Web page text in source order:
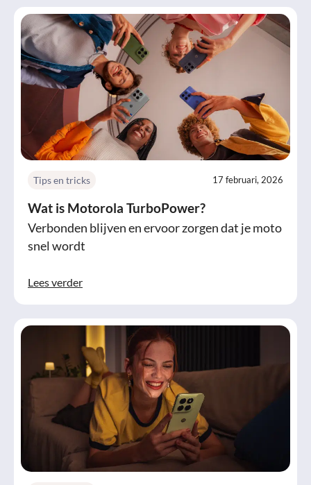
Tips en tricks 17 februari, 2026
Wat is Motorola TurboPower?
Verbonden blijven en ervoor zorgen dat je moto
snel wordt
Lees verder